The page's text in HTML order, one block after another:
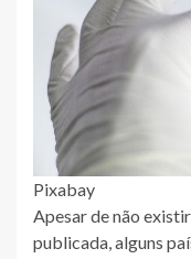
Pixabay
Apesar de não
publicada, alguns